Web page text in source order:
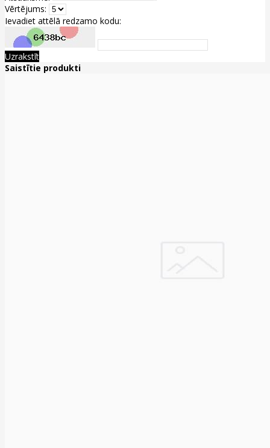
Vērtējums:
Ievadiet attēlā redzamo kodu:
Uzrakstīt
Saistītie produkti